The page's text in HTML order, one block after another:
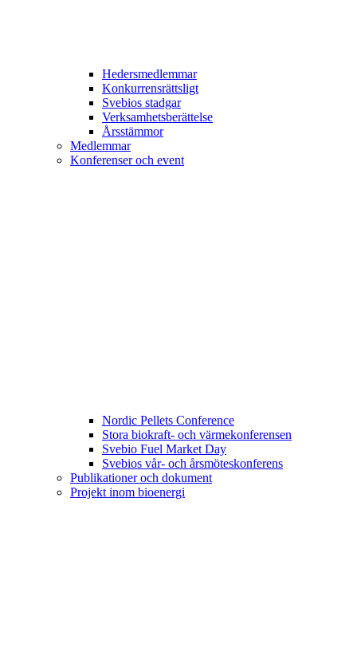
Hedersmedlemmar
Konkurrensrättsligt
Svebios stadgar
Verksamhetsberättelse
Årsstämmor
Medlemmar
Konferenser och event
Nordic Pellets Conference
Stora biokraft- och värmekonferensen
Svebio Fuel Market Day
Svebios vår- och årsmöteskonferens
Publikationer och dokument
Projekt inom bioenergi